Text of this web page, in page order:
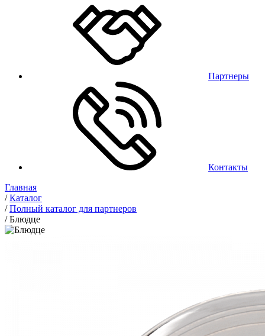
Партнеры
Контакты
Главная
/Каталог
/Полный каталог для партнеров
/Блюдце